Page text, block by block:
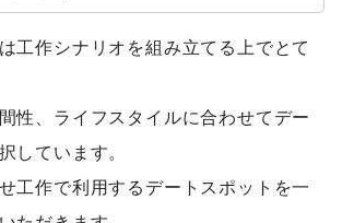
工作シナリオを組み立てる上でとて
性、ライフスタイルに合わせてデー
しています。
工作で利用するデートスポットを一